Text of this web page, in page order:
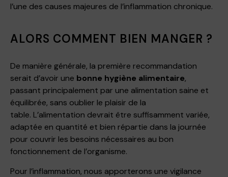
l’une des causes majeures de l’inflammation chronique.
ALORS COMMENT BIEN MANGER ?
De manière générale, la première recommandation
serait d’avoir une bonne hygiène alimentaire,
passant principalement par une alimentation saine et
équilibrée, sans oublier le plaisir de la
table. L’alimentation devrait être suffisamment variée,
adaptée en quantité et bien répartie dans la journée
pour couvrir les besoins nécessaires au bon
fonctionnement de l’organisme.
Pour l’inflammation, nous apporterons une vigilance